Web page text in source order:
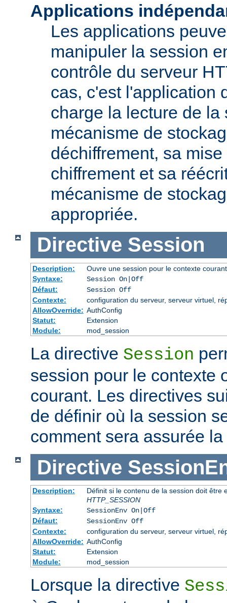
Applications
Les applications
manipuler la session
contrôle du serveur
cas, c'est l'application
charge la lecture de
mécanisme de
déchiffrement, sa
chiffrement et sa
mécanisme de
appropriée.
Directive Session
Description:
Ouvre une session pour le contexte courant
Syntaxe:
Session On|Off
Défaut:
Session Off
Contexte:
configuration du serveur, serveur virtuel,
AllowOverride: AuthConfig
Statut:
Extension
Module:
mod_session
La directive Session
session pour le contexte
courant. Les directives
de définir où la session
comment sera assurée
Directive
Description:
Définit si le contenu de la session doit
HTTP_SESSION
Syntaxe:
SessionEnv On|Off
Défaut:
SessionEnv Off
Contexte:
configuration du serveur, serveur virtuel,
AllowOverride: AuthConfig
Statut:
Extension
Module:
mod_session
Lorsque la directive